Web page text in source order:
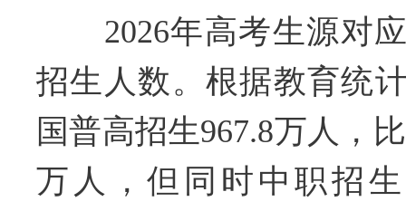
2026年高考生源对应
招生人数。根据教育统
国普高招生967.8万人，
万人，但同时中职招生